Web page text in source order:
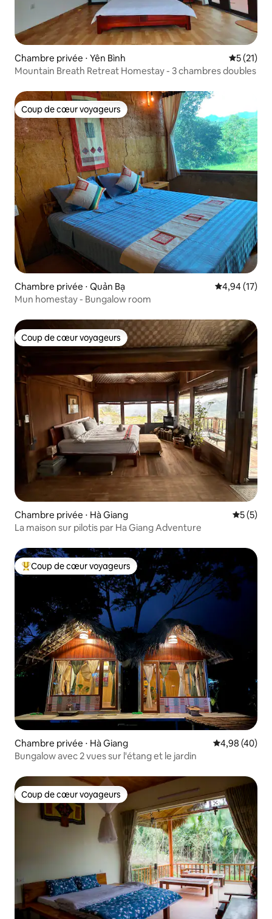
Chambre privée ⋅ Yên Bình
5 (21)
Mountain Breath Retreat Homestay - 3 chambres doubles
Coup de cœur voyageurs
Coup de cœur voyageurs
Chambre privée ⋅ Quản Bạ Évaluation
4,94 (17)
Mun homestay - Bungalow room
Coup de cœur voyageurs
Coup de cœur voyageurs
Chambre privée ⋅ Hà Giang
5 (5)
La maison sur pilotis par Ha Giang Adventure
Coups de cœur voyageurs les plus appréciés
Coup de cœur voyageurs
Chambre privée ⋅ Hà Giang Évaluation
4,98 (40)
Bungalow avec 2 vues sur l'étang et le jardin
Coup de cœur voyageurs
Coup de cœur voyageurs